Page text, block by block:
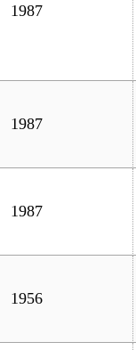
1987
1987
1987
1956